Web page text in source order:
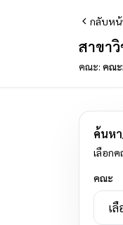
กลับหน้
สาขา
คณะ: คณะ
ค้นห
เลือก
คณะ